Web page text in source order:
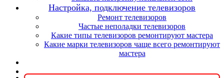
Настройка, подключение телевизоров
Ремонт телевизоров
Частые неполадки телевизоров
Какие типы телевизоров ремонтируют мастера
Какие марки телевизоров чаще всего ремонтируют
мастера